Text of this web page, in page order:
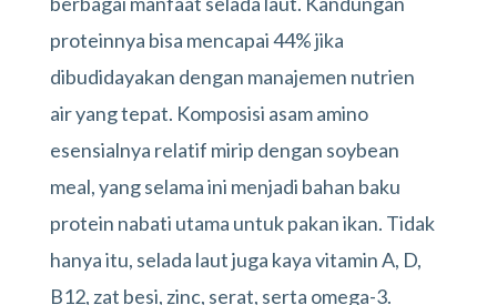
proteinnya bisa mencapai 44% jika
dibudidayakan dengan manajemen nutrien
air yang tepat. Komposisi asam amino
esensialnya relatif mirip dengan soybean
meal, yang selama ini menjadi bahan baku
protein nabati utama untuk pakan ikan. Tidak
hanya itu, selada laut juga kaya vitamin A, D,
B12, zat besi, zinc, serat, serta omega-3.